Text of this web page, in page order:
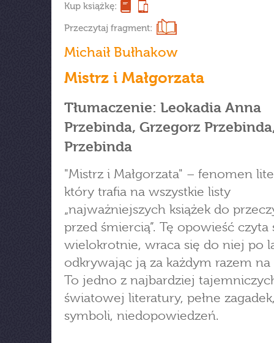
Kup książkę:
Przeczytaj fragment:
Michaił Bułhakow
Mistrz i Małgorzata
Tłumaczenie: Leokadia Anna
Przebinda, Grzegorz
Przebinda
"Mistrz i Małgorzata" – fenomen
który trafia na wszystkie listy
„najważniejszych książek do
przed śmiercią”. Tę opowieść czyta
wielokrotnie, wraca się do niej po
odkrywając ją za każdym razem
To jedno z najbardziej
światowej literatury, pełne
symboli, niedopowiedzeń.